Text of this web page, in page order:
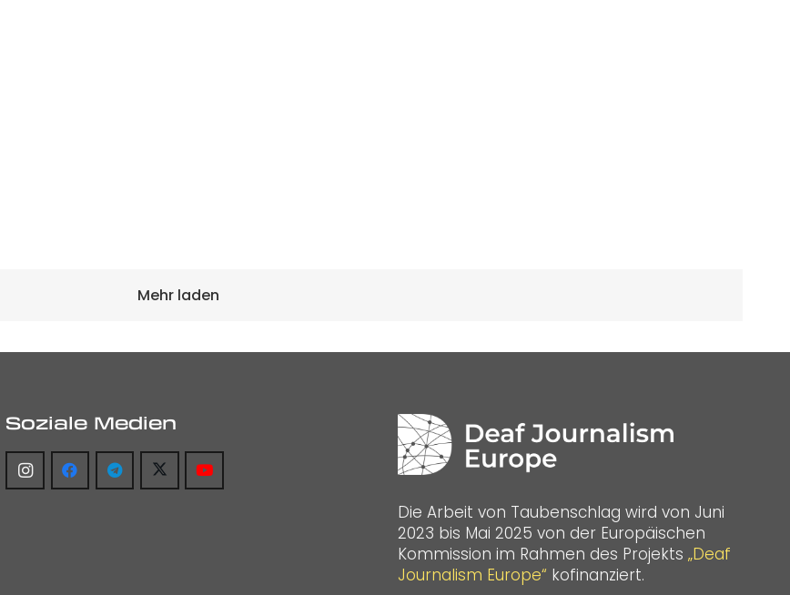
Mehr laden
Soziale Medien
Die Arbeit von Taubenschlag wird von Juni
2023 bis Mai 2025 von der Europäischen
Kommission im Rahmen des Projekts „Deaf
Journalism Europe“ kofinanziert.